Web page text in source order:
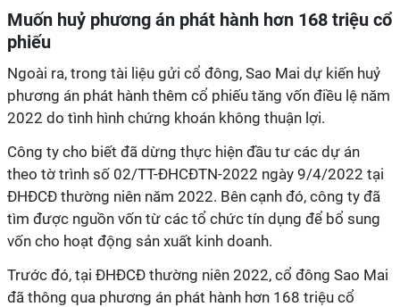
Muốn huỷ phương án phát hành hơn 168 triệu cổ
phiếu
Ngoài ra, trong tài liệu gửi cổ đông, Sao Mai dự kiến huỷ
phương án phát hành thêm cổ phiếu tăng vốn điều lệ năm
2022 do tình hình chứng khoán không thuận lợi.
Công ty cho biết đã dừng thực hiện đầu tư các dự án
theo tờ trình số 02/TT-ĐHCĐTN-2022 ngày 9/4/2022 tại
ĐHĐCĐ thường niên năm 2022. Bên cạnh đó, công ty đã
tìm được nguồn vốn từ các tổ chức tín dụng để bổ sung
vốn cho hoạt động sản xuất kinh doanh.
Trước đó, tại ĐHĐCĐ thường niên 2022, cổ đông Sao Mai
đã thông qua phương án phát hành hơn 168 triệu cổ